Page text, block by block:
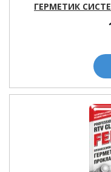
ГЕРМЕТИК